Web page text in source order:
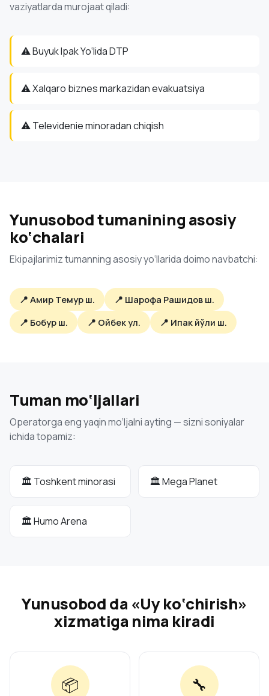
vaziyatlarda murojaat qiladi:
⚠️ Buyuk Ipak Yo‘lida DTP
⚠️ Xalqaro biznes markazidan evakuatsiya
⚠️ Televidenie minoradan chiqish
Yunusobod tumanining asosiy
ko‘chalari
Ekipajlarimiz tumanning asosiy yo‘llarida doimo navbatchi:
📍 Амир Темур ш.
📍 Шарофа Рашидов ш.
📍 Бобур ш.
📍 Ойбек ул. 📍 Ипак йўли ш.
Tuman mo‘ljallari
Operatorga eng yaqin mo‘ljalni ayting — sizni soniyalar
ichida topamiz:
🏛 Toshkent minorasi 🏛 Mega Planet
🏛 Humo Arena
Yunusobod da «Uy ko‘chirish»
xizmatiga nima kiradi
📦 🔧